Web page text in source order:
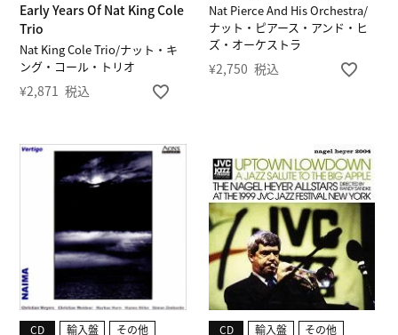
Nat King Cole Trio/ナット・キ
ング・コール・トリオ
Early Years Of Nat King Cole
Trio
¥2,871 税込
Nat Pierce And His Orchestra/
ナット・ピアース・アンド・ヒ
ズ・オーケストラ
¥2,750 税込
CD 輸入盤 その他 CD 輸入盤 その他